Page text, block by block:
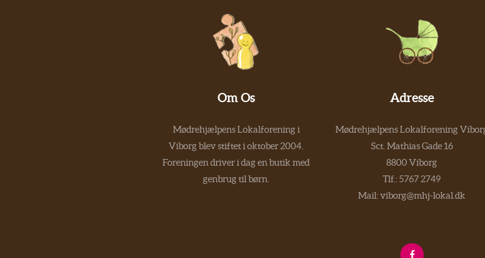
Om Os
Mødrehjælpens Lokalforening i
Viborg blev stiftet i oktober 2004.
Foreningen driver i dag en butik med
genbrug til børn.
Adresse
Mødrehjælpens Lokalforening
Sct. Mathias Gade 16
8800 Viborg
Tlf.:5767 2749
Mail:viborg@mhj-lokal.dk